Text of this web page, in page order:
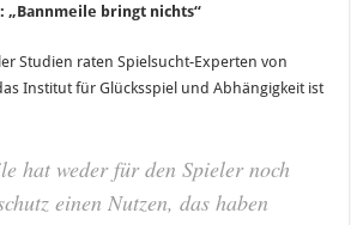
bringt nichts“
Studien raten Spielsucht-Experten von
Institut für Glücksspiel und Abhängigkeit ist
hat weder für den Spieler noch
einen Nutzen, das haben